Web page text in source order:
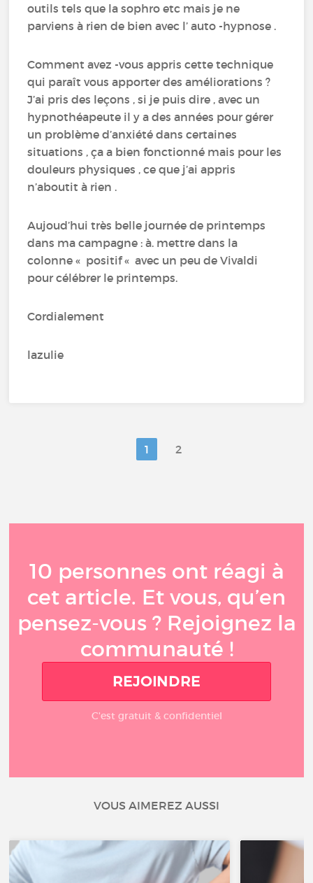
outils tels que la sophro etc mais je ne
parviens à rien de bien avec l’ auto -hypnose .
Comment avez -vous appris cette technique
qui paraît vous apporter des améliorations ?
J’ai pris des leçons , si je puis dire , avec un
hypnothéapeute il y a des années pour gérer
un problème d’anxiété dans certaines
situations , ça a bien fonctionné mais pour les
douleurs physiques , ce que j’ai appris
n’aboutit à rien .
Aujoud’hui très belle journée de printemps
dans ma campagne : à. mettre dans la
colonne « positif « avec un peu de Vivaldi
pour célébrer le printemps.
Cordialement
lazulie
1 2
10 personnes ont réagi à
cet article. Et vous, qu’en
pensez-vous ? Rejoignez la
communauté !
REJOINDRE
C'est gratuit & confidentiel
VOUS AIMEREZ AUSSI